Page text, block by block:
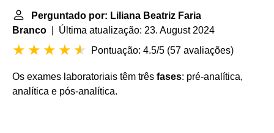
Perguntado por: Liliana Beatriz Faria
Branco | Última atualização: 23. August 2024
Pontuação: 4.5/5 (57 avaliações)
Os exames laboratoriais têm três fases: pré-analítica,
analítica e pós-analítica.